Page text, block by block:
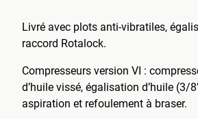
Livré avec plots anti-vibratiles,
raccord Rotalock.
Compresseurs version VI :
d’huile vissé, égalisation d’huile (3/
aspiration et refoulement à braser.